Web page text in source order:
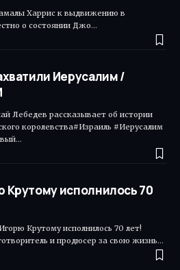
Харрис к выдвижению в
о состоянии Джо…
Иерусалим /
Лебедев рассказывает об истории
королевства#Израиль #Иерусалим
Крутому исполнилось 70
Крутому исполнилось 70 лет!
и продюсер за свою жизнь…